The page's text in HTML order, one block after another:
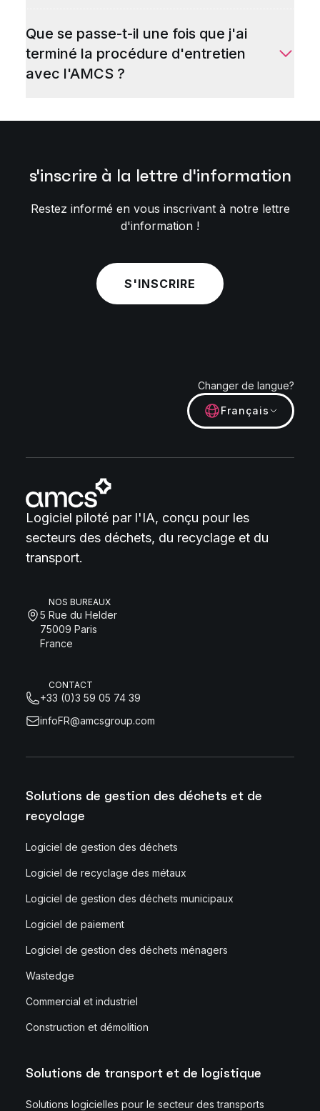
Que se passe-t-il une fois que j'ai
terminé la procédure d'entretien
avec l'AMCS ?
s'inscrire à la lettre d'information
Restez informé en vous inscrivant à notre lettre
d'information !
S'INSCRIRE
Changer de langue?
Français
Logiciel piloté par l'IA, conçu pour les
secteurs des déchets, du recyclage et du
transport.
NOS BUREAUX
5 Rue du Helder
75009 Paris
France
CONTACT
+33 (0)3 59 05 74 39
infoFR@amcsgroup.com
Solutions de gestion des déchets et de
recyclage
Logiciel de gestion des déchets
Logiciel de recyclage des métaux
Logiciel de gestion des déchets municipaux
Logiciel de paiement
Logiciel de gestion des déchets ménagers
Wastedge
Commercial et industriel
Construction et démolition
Solutions de transport et de logistique
Solutions logicielles pour le secteur des transports